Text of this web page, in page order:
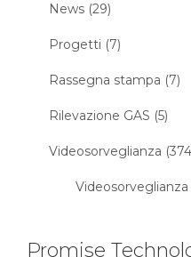
News (29)
Progetti (7)
Rassegna stampa (7)
Rilevazione GAS (5)
Videosorveglianza
Videosorveglianza
Promise